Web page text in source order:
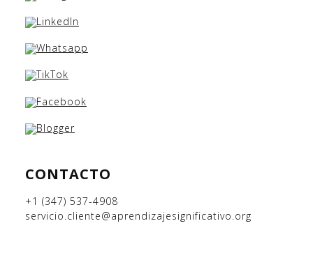
CONTACTO
+1 (347) 537-4908
servicio.cliente@aprendizajesignificativo.org